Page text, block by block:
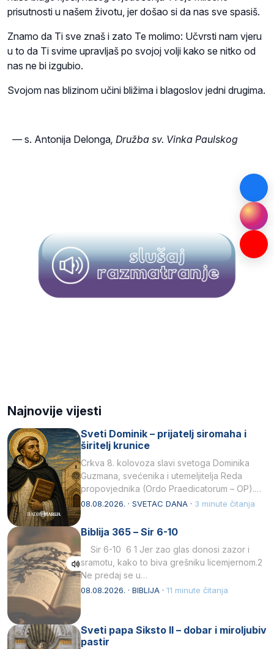
prisutnosti u našem životu, jer došao si da nas sve spasiš.
Znamo da Ti sve znaš i zato Te molimo: Učvrsti nam vjeru
u to da Ti svime upravljaš po svojoj volji kako se nitko od
nas ne bi izgubio.
Svojom nas blizinom učini bližima i blagoslov jedni drugima.
—s. Antonija Delonga, Družba sv. Vinka Paulskog
Najnovije vijesti
Sveti Dominik – prijatelj siromaha i
širitelj krunice
Crkva 8. kolovoza slavi svetoga Dominika
Guzmana, svećenika i utemeljitelja Reda
propovjednika (Ordo Praedicatorum – OP).
Svojim životom, dubokom ljubavlju prema
08.08.2026. · SVETAC DANA · 3 minute čitanja
Biblija 365 – Sir 6-10
Sir 6-10 6 1 Jer zao glas donosi zazor i
sramotu, kako to biva grešniku licemjernom.2
Ne predaj se u…
08.08.2026. · BIBLIJA · 11 minute čitanja
Sveti papa Siksto II – dobar i miroljubiv
pastir